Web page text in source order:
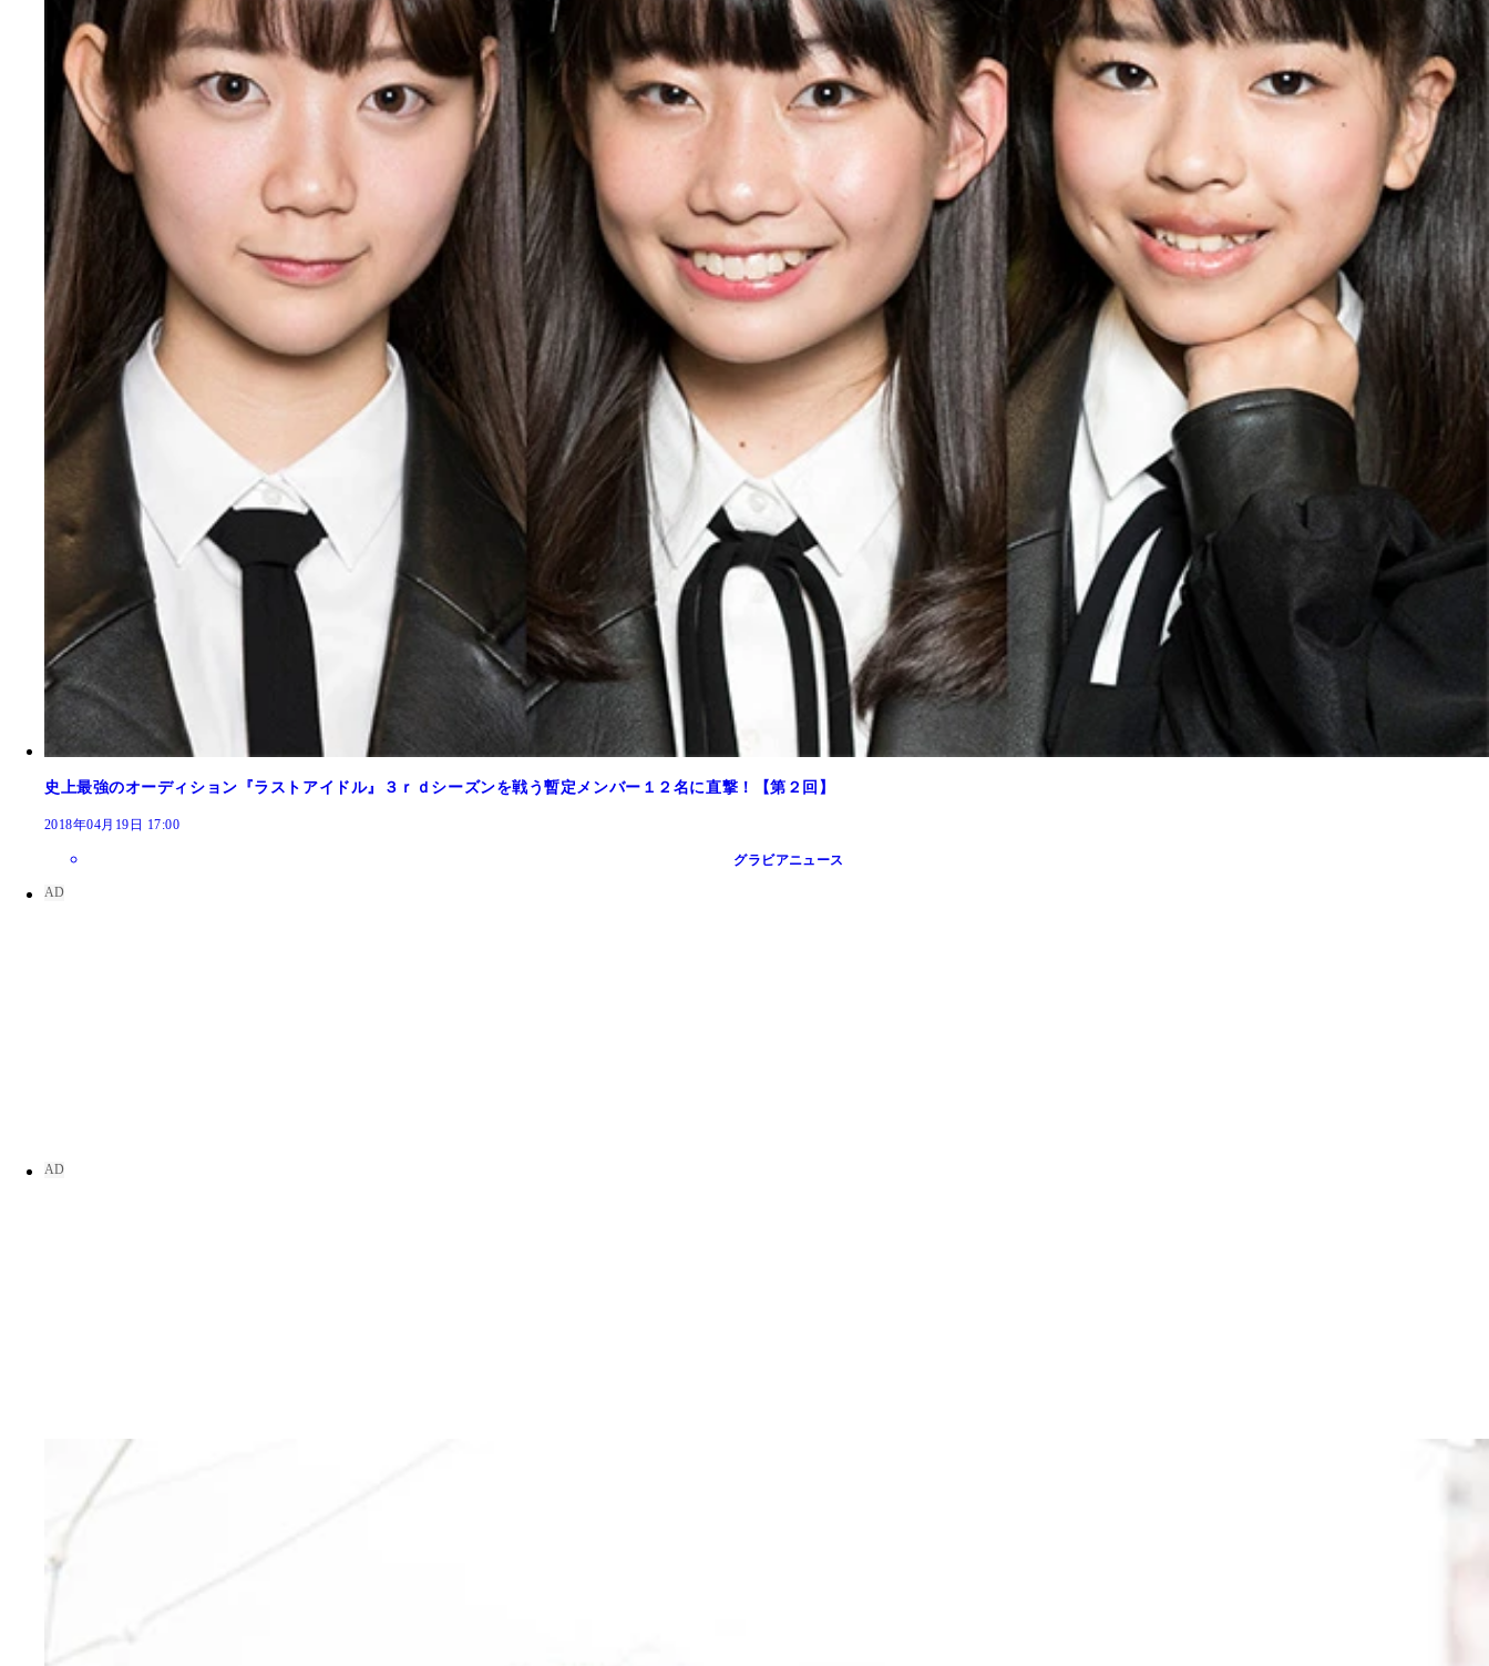
第１回は、暫定メンバー１２名のうち、“立ち位置”１～３番のコたちを紹介！
史上最強のオーディション『ラストアイドル』３ｒｄシーズンを戦う暫定メンバー１２名に直撃！【第２回】
2018年04月19日 17:00
グラビアニュース